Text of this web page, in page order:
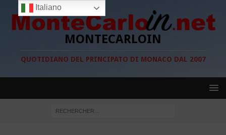
MONTECARLOIN
QUOTIDIANO DEL PRINCIPATO DI MONACO DAL 2007
Italiano